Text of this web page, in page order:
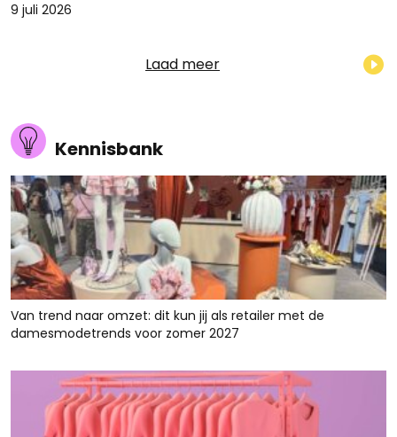
9 juli 2026
Laad meer
Kennisbank
Van trend naar omzet: dit kun jij als retailer met de
damesmodetrends voor zomer 2027